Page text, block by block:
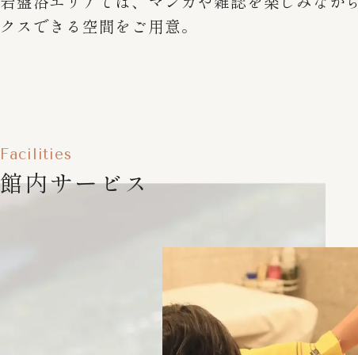
間をお楽しみください。
Facilities
館内サービス